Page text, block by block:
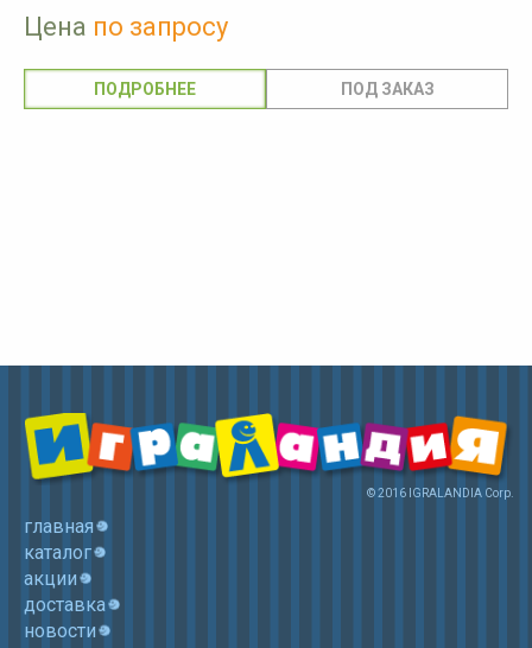
Цена по запросу
ПОДРОБНЕЕ
© 2016 IGRALANDIA Corp.
главная
каталог
акции
доставка
новости